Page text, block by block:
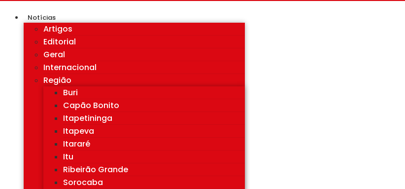
Notícias
Artigos
Editorial
Geral
Internacional
Região
Buri
Capão Bonito
Itapetininga
Itapeva
Itararé
Itu
Ribeirão Grande
Sorocaba